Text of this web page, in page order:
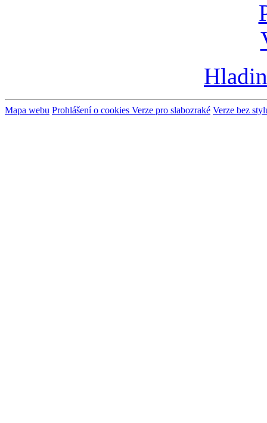
Mapa webu Prohlášení o cookies Verze pro slabozraké Verze bez